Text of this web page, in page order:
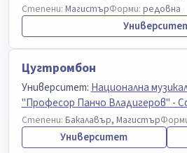
Степени: МагистърФорми: редовна
Цугтромбон
Университет: Национална
"Професор Панчо Владигеров" -
Степени: Бакалавър, Магистър
Университет